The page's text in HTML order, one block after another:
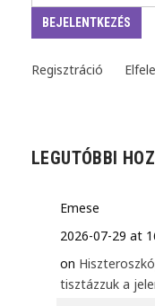
Regisztráció
LEGUTÓBBI
Emese
2026-07-29 at
on
tisztázzuk a